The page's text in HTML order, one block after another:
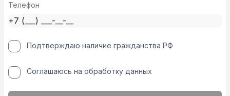
Телефон
Подтверждаю наличие гражданства РФ
Соглашаюсь на обработку данных